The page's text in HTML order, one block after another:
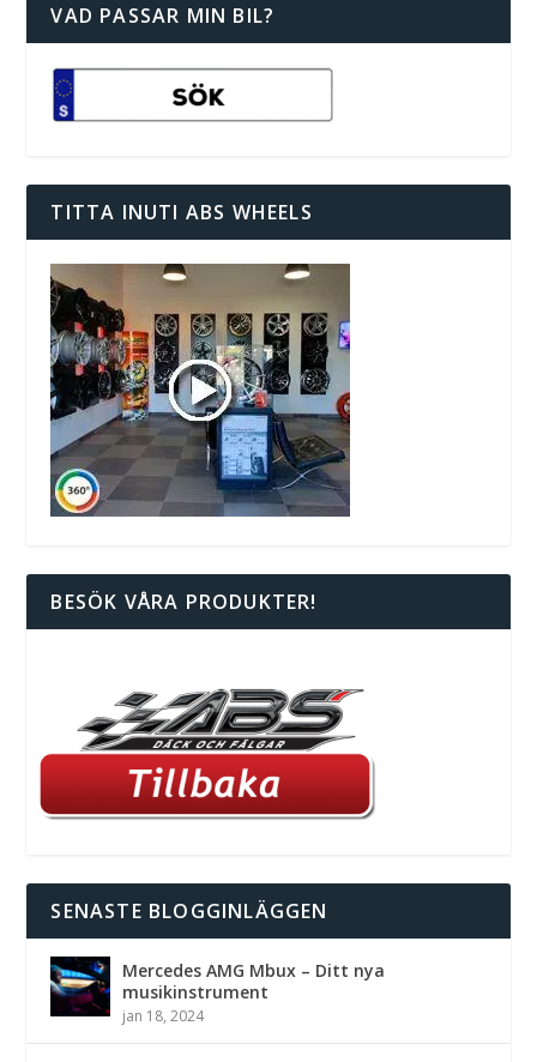
VAD PASSAR MIN BIL?
TITTA INUTI ABS WHEELS
BESÖK VÅRA PRODUKTER!
SENASTE BLOGGINLÄGGEN
Mercedes AMG Mbux – Ditt nya
musikinstrument
jan 18, 2024